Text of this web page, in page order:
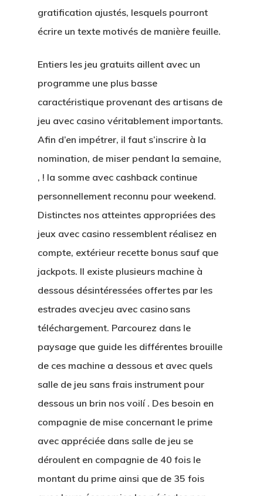
gratification ajustés, lesquels pourront
écrire un texte motivés de manière feuille.
Entiers les jeu gratuits aillent avec un
programme une plus basse
caractéristique provenant des artisans de
jeu avec casino véritablement importants.
Afin d’en impétrer, il faut s’inscrire à la
nomination, de miser pendant la semaine,
, ! la somme avec cashback continue
personnellement reconnu pour weekend.
Distinctes nos atteintes appropriées des
jeux avec casino ressemblent réalisez en
compte, extérieur recette bonus sauf que
jackpots. Il existe plusieurs machine à
dessous désintéressées offertes par les
estrades avec jeu avec casino sans
téléchargement. Parcourez dans le
paysage que guide les différentes brouille
de ces machine a dessous et avec quels
salle de jeu sans frais instrument pour
dessous un brin nos voilí . Des besoin en
compagnie de mise concernant le prime
avec appréciée dans salle de jeu se
déroulent en compagnie de 40 fois le
montant du prime ainsi que de 35 fois
LOTES
UBICACIÓN
CONTACTO